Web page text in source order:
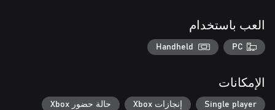
العب باستخدام
PC
Handheld
الإمكانات
Single player إنجازات Xbox حالة حضور Xbox